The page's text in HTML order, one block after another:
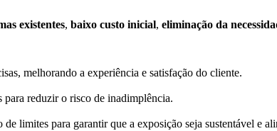
existentes,baixo custo inicial,eliminação da
melhorando a experiência e satisfação do cliente.
reduzir o risco de inadimplência.
de limites para garantir que a exposição seja sustentável e